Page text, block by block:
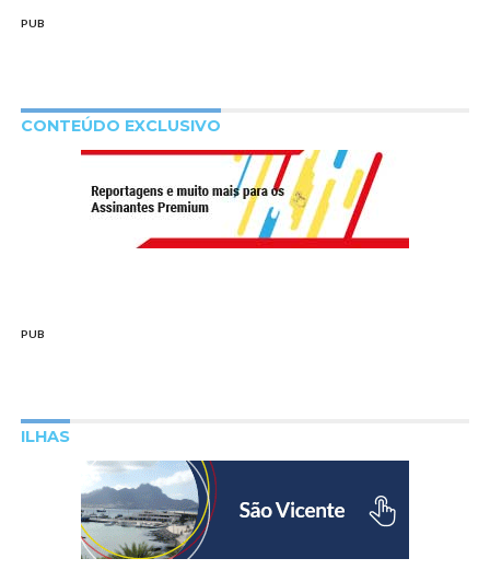
PUB
CONTEÚDO EXCLUSIVO
PUB
ILHAS